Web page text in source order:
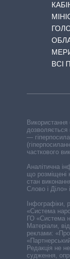
ВСІ
Використання
дозволяється
—
часткового
Аналітична
що розміщені
стан
Слово і Діло»
Інфографіки,
«Система
ГО «Система
Матеріали,
реклами:
Редакція не
судження,